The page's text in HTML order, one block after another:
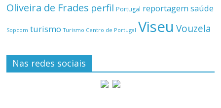
Oliveira de Frades perfil Portugal reportagemsaúde
Sopcom turismo Turismo Centro de Portugal Viseu Vouzela
Nas redes sociais